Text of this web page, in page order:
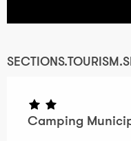
Camping